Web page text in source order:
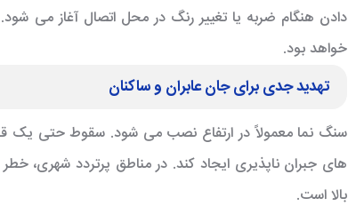
دادن هنگام ضربه یا تغییر رنگ در محل اتصال آغاز می
خواهد بود.
تهدید جدی برای جان عابران و ساکنان
سنگ نما معمولاً در ارتفاع نصب می شود. سقوط حتی یک
های جبران ناپذیری ایجاد کند. در مناطق پرتردد شهری، خطر
بالا است.